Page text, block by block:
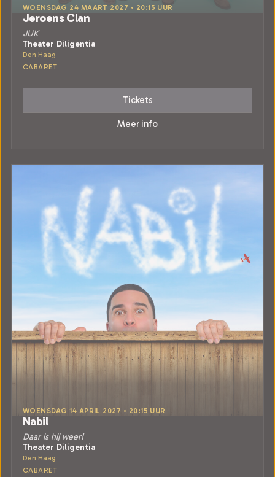
WOENSDAG 24 MAART 2027 • 20:15 UUR
Jeroens Clan
JUK
Theater Diligentia
Den Haag
CABARET
Tickets
Meer info
WOENSDAG 14 APRIL 2027 • 20:15 UUR
Nabil
Daar is hij weer!
Theater Diligentia
Den Haag
CABARET